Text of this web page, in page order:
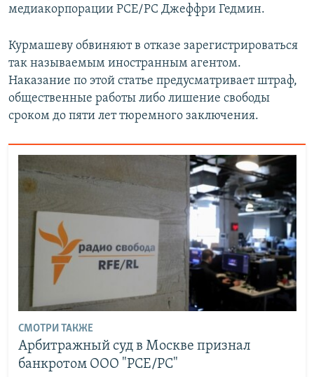
медиакорпорации РСЕ/РС Джеффри Гедмин.
Курмашеву обвиняют в отказе зарегистрироваться
так называемым иностранным агентом.
Наказание по этой статье предусматривает штраф,
общественные работы либо лишение свободы
сроком до пяти лет тюремного заключения.
СМОТРИ ТАКЖЕ
Арбитражный суд в Москве признал
банкротом ООО "РСЕ/РC"